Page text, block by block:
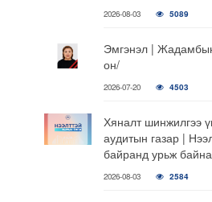
2026-08-03 5089
Эмгэнэл |
он/
2026-07-20 4503
Хяналт шинжилгээ
аудитын газар |
байранд урьж байна
2026-08-03 2584